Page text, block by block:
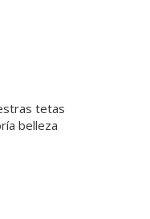
tetas
belleza